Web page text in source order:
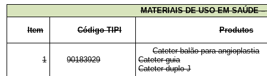
MATERIAIS DE USO EM SAÚDE
Item Código TIPI Produtos
1 90183929
Cateter balão para angioplastia
Cateter guia
Cateter duplo J